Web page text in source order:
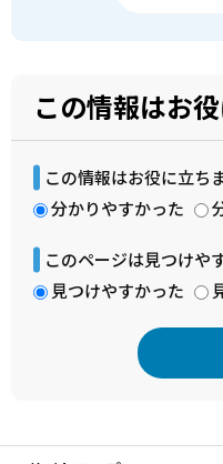
この情報はお
この情報はお役に立ち
分かりやすかった
このページは見つけや
見つけやすかった
文